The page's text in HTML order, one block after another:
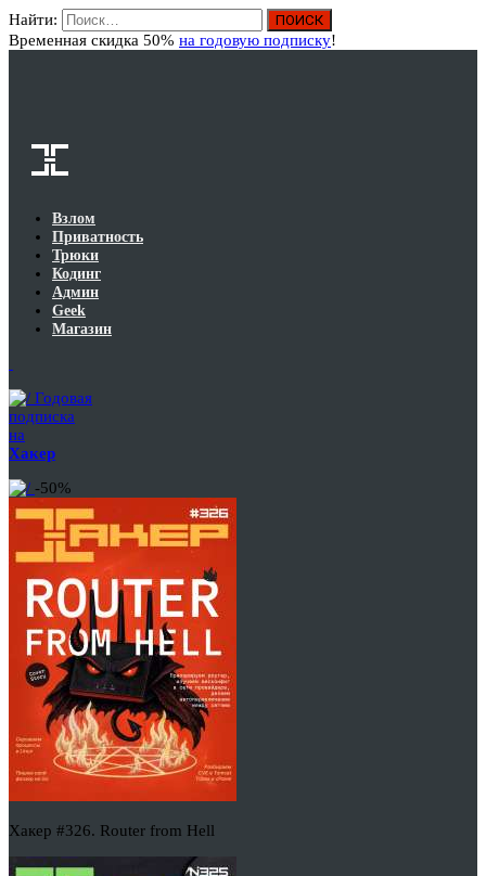
Найти:
Временная скидка 50% на годовую подписку!
Взлом
Приватность
Трюки
Кодинг
Админ
Geek
Магазин
Годовая
подписка
на
Хакер
-50%
Хакер #326. Router from Hell